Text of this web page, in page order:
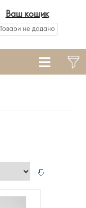
Ваш кошик
Товари не додано